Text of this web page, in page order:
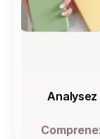
Analysez